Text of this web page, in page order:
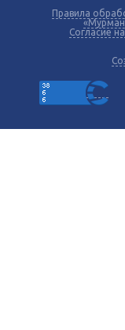
Правила
Согласие